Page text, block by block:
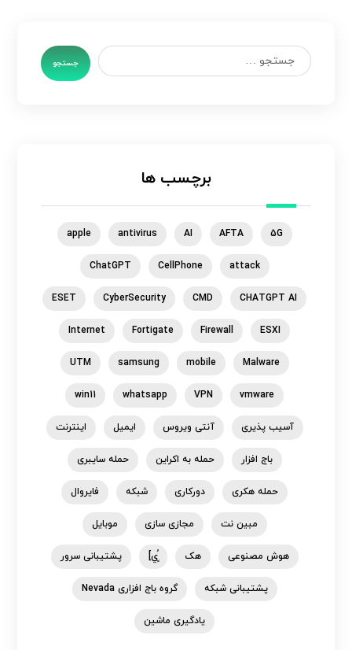
جستجو
برچسب ها
5G
AFTA
AI
antivirus
apple
attack
CellPhone
ChatGPT
CHATGPT AI
CMD
CyberSecurity
ESET
ESXI
Firewall
Fortigate
Internet
Malware
mobile
samsung
UTM
vmware
VPN
whatsapp
win11
آسیب پذیری آنتی ویروس ایمیل اینترنت
باج افزار حمله به اکراین حمله سایبری
حمله هکری دورکاری شبکه فایروال
مبین نت مجازی سازی موبایل
هوش مصنوعی هک ٍُي] پشتیبانی سرور
پشتیبانی شبکه گروه باج افزاری Nevada
یادگیری ماشین